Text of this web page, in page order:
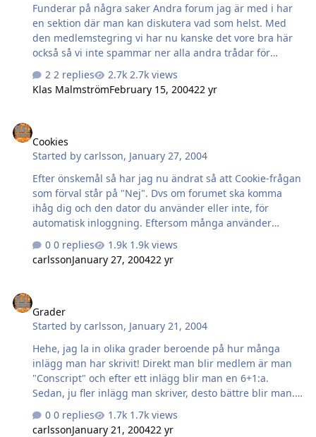
Funderar på några saker Andra forum jag är med i har
en sektion där man kan diskutera vad som helst. Med
den medlemstegring vi har nu kanske det vore bra här
också så vi inte spammar ner alla andra trådar för
vore bra eller "Officers Club". Detta kanske ter sig som
att man skulle lägga det under "Övrigt" men dtycker inte
tar det all försäljning från Trojan? Sen vet jag inte
behovet av en test-sektion där man kan gå in och kolla
hur ens signatur ser ut men många andra forum har
det.
2 replies
2.7k views
Klas MalmströmFebruary 15, 200422 yr
Cookies
Started bycarlsson, January 27, 2004
Efter önskemål så har jag nu ändrat så att Cookie-frågan
som förval står på "Nej". Dvs om forumet ska komma
ihåg dig och den dator du använder eller inte, för
automatisk inloggning. Eftersom många använder
datorn på skolan och andra officiella instanser så slipper
användaren nu att klicka i Nej-rutan manuellt, och för
dem som inte gör det så innebär det bara att klicka i "Ja"
0 replies
1.9k views
carlssonJanuary 27, 200422 yr
Grader
Started bycarlsson, January 21, 2004
Hehe, jag la in olika grader beroende på hur många
inlägg man har skrivit! Direkt man blir medlem är man
"Conscript" och efter ett inlägg blir man en 6+1:a.
Sedan, ju fler inlägg man skriver, desto bättre blir man.
8-1 blir man till exempel efter sitt 100:e inlägg... PS. Ni
kanske har noterat att forumet är på svenska nu också!?
0 replies
1.7k views
carlssonJanuary 21, 200422 yr